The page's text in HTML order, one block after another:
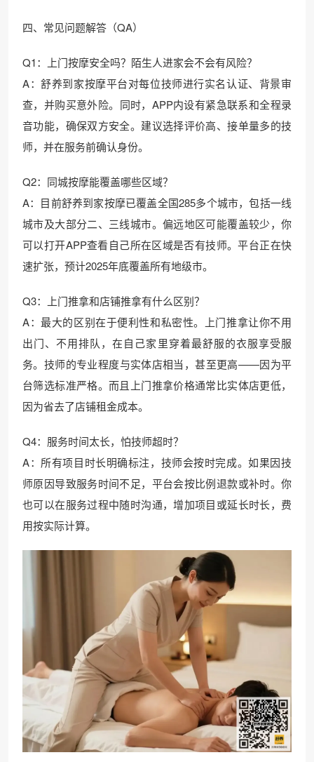
四、常见问题解答（QA）
Q1：上门按摩安全吗？陌生人进家会不会有风险？
A：舒养到家按摩平台对每位技师进行实名认证、背景审
查，并购买意外险。同时，APP内设有紧急联系和全程录
音功能，确保双方安全。建议选择评价高、接单量多的技
师，并在服务前确认身份。
Q2：同城按摩能覆盖哪些区域？
A：目前舒养到家按摩已覆盖全国285多个城市，包括一线
城市及大部分二、三线城市。偏远地区可能覆盖较少，你
可以打开APP查看自己所在区域是否有技师。平台正在快
速扩张，预计2025年底覆盖所有地级市。
Q3：上门推拿和店铺推拿有什么区别？
A：最大的区别在于便利性和私密性。上门推拿让你不用
出门、不用排队，在自己家里穿着最舒服的衣服享受服
务。技师的专业程度与实体店相当，甚至更高——因为平
台筛选标准严格。而且上门推拿价格通常比实体店更低，
因为省去了店铺租金成本。
Q4：服务时间太长，怕技师超时？
A：所有项目时长明确标注，技师会按时完成。如果因技
师原因导致服务时间不足，平台会按比例退款或补时。你
也可以在服务过程中随时沟通，增加项目或延长时长，费
用按实际计算。